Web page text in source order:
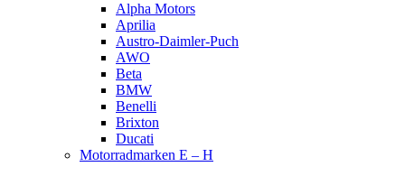
Alpha Motors
Aprilia
Austro-Daimler-Puch
AWO
Beta
BMW
Benelli
Brixton
Ducati
Motorradmarken E – H